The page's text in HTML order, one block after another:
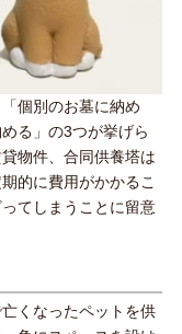
個別のお墓に納め
る」の3つが挙げら
物件、合同供養塔は
的に費用がかかるこ
てしまうことに留意
くなったペットを供